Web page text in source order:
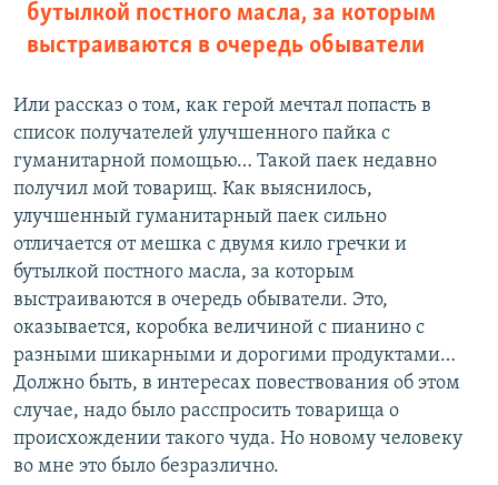
бутылкой постного масла, за которым
выстраиваются в очередь обыватели
Или рассказ о том, как герой мечтал попасть в
список получателей улучшенного пайка с
гуманитарной помощью… Такой паек недавно
получил мой товарищ. Как выяснилось,
улучшенный гуманитарный паек сильно
отличается от мешка с двумя кило гречки и
бутылкой постного масла, за которым
выстраиваются в очередь обыватели. Это,
оказывается, коробка величиной с пианино с
разными шикарными и дорогими продуктами…
Должно быть, в интересах повествования об этом
случае, надо было расспросить товарища о
происхождении такого чуда. Но новому человеку
во мне это было безразлично.